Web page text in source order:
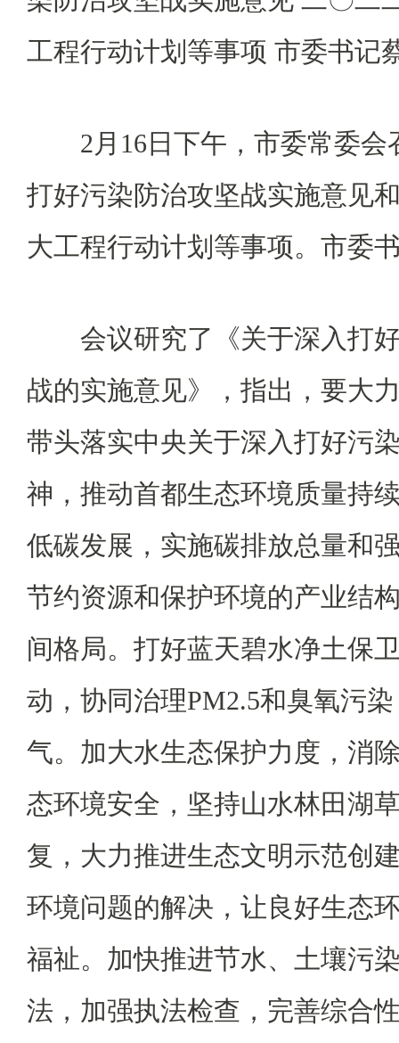
工程行动计划等事项 市委书记
2月16日下午，市委常委会
打好污染防治攻坚战实施意见
大工程行动计划等事项。市委
会议研究了《关于深入打好
战的实施意见》，指出，要大
带头落实中央关于深入打好污
神，推动首都生态环境质量持
低碳发展，实施碳排放总量和
节约资源和保护环境的产业结
间格局。打好蓝天碧水净土保
动，协同治理PM2.5和臭氧污
气。加大水生态保护力度，消
态环境安全，坚持山水林田湖
复，大力推进生态文明示范创
环境问题的解决，让良好生态
福祉。加快推进节水、土壤污
法，加强执法检查，完善综合